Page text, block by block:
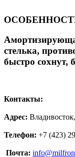
стелька,
быстро сохнут,
Контакты:
Адрес:
Телефон: +7 (423)
Почта: